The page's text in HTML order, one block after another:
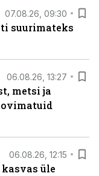
07.08.26, 09:30
suurimateks
06.08.26, 13:27
metsi ja
06.08.26, 12:15
üle